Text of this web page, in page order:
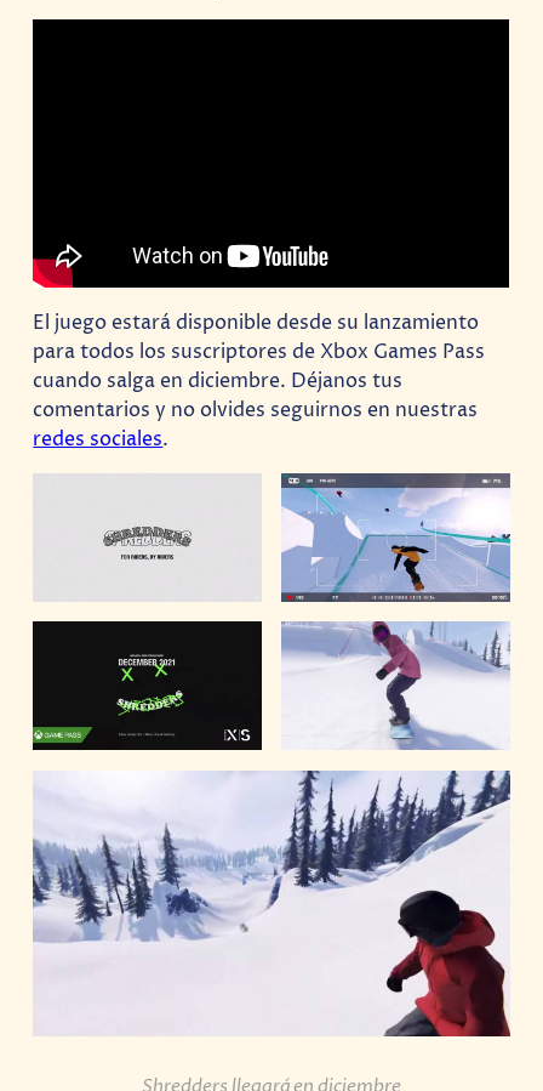
El juego estará disponible desde su lanzamiento
para todos los suscriptores de Xbox Games Pass
cuando salga en diciembre. Déjanos tus
comentarios y no olvides seguirnos en nuestras
redes sociales.